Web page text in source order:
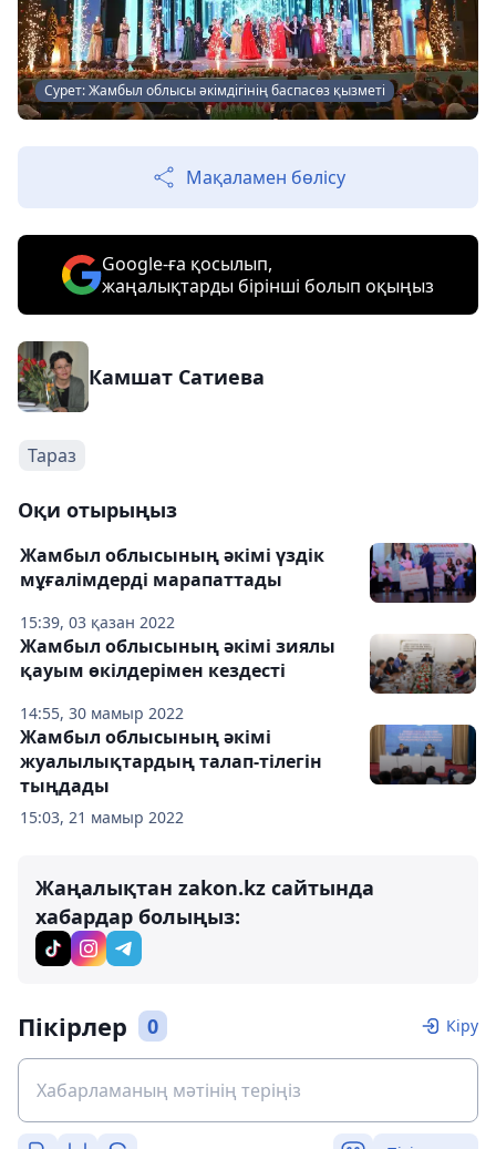
Сурет: Жамбыл облысы әкімдігінің баспасөз қызметі
Мақаламен бөлісу
Google-ға қосылып,
жаңалықтарды бірінші болып оқыңыз
Камшат Сатиева
Тараз
Оқи отырыңыз
15:39, 03 қазан 2022
Жамбыл облысының әкімі үздік
мұғалімдерді марапаттады
14:55, 30 мамыр 2022
Жамбыл облысының әкімі зиялы
қауым өкілдерімен кездесті
15:03, 21 мамыр 2022
Жамбыл облысының әкімі
жуалылықтардың талап-тілегін
тыңдады
Жаңалықтан zakon.kz сайтында
хабардар болыңыз:
Пікірлер 0 Кіру